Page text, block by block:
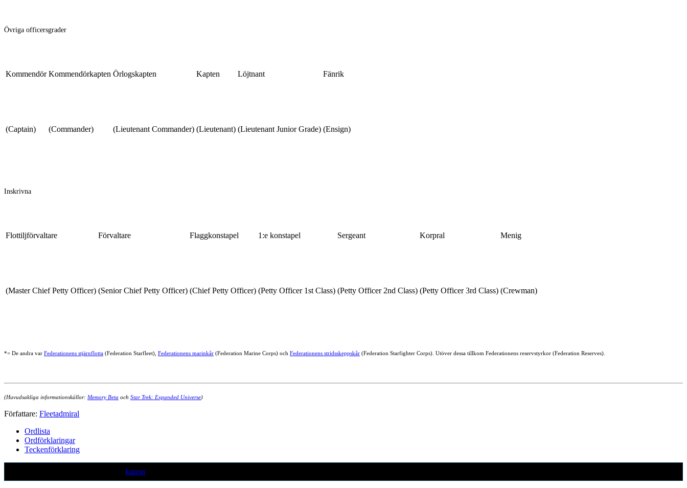
Övriga officersgrader
Kommendör Kommendörkapten Örlogskapten Kapten Löjtnant Fänrik
(Captain) (Commander) (Lieutenant Commander) (Lieutenant) (Lieutenant Junior Grade) (Ensign)
Inskrivna
Flottiljförvaltare Förvaltare Flaggkonstapel 1:e konstapel Sergeant Korpral Menig
(Master Chief Petty Officer) (Senior Chief Petty Officer) (Chief Petty Officer) (Petty Officer 1st Class) (Petty Officer 2nd Class) (Petty Officer 3rd Class) (Crewman)
*= De andra var Federationens stjärnflotta (Federation Starfleet), Federationens marinkår (Federation Marine Corps) och Federationens stridsskeppskår (Federation Starfighter Corps). Utöver dessa tillkom Federationens reservstyrkor (Federation Reserves).
(Huvudsakliga informationskällor: Memory Beta och Star Trek: Expanded Universe)
Författare: Fleetadmiral
Ordlista
Ordförklaringar
Teckenförklaring
kanon